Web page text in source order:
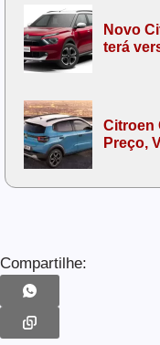
Novo
terá
Citroen
Preço,
Compartilhe: